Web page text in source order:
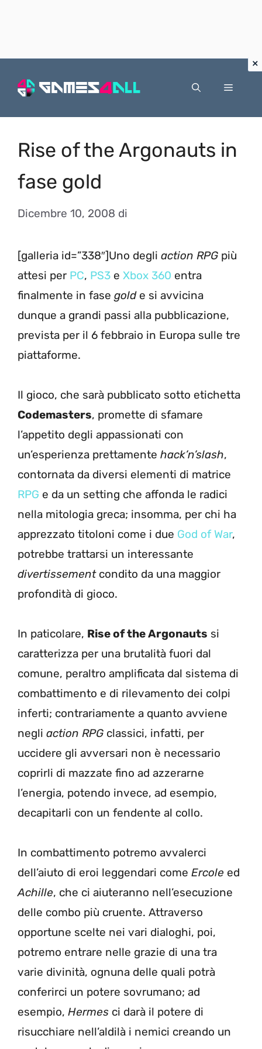
Menu
Rise of the Argonauts in
fase gold
Dicembre 10, 2008 di
[galleria id=”338″]Uno degli action RPG più
attesi per PC, PS3 e Xbox 360 entra
finalmente in fase gold e si avvicina
dunque a grandi passi alla pubblicazione,
prevista per il 6 febbraio in Europa sulle tre
piattaforme.
Il gioco, che sarà pubblicato sotto etichetta
Codemasters, promette di sfamare
l’appetito degli appassionati con
un’esperienza prettamente hack’n’slash,
contornata da diversi elementi di matrice
RPG e da un setting che affonda le radici
nella mitologia greca; insomma, per chi ha
apprezzato titoloni come i due God of War,
potrebbe trattarsi un interessante
divertissement condito da una maggior
profondità di gioco.
In paticolare, Rise of the Argonauts si
caratterizza per una brutalità fuori dal
comune, peraltro amplificata dal sistema di
combattimento e di rilevamento dei colpi
inferti; contrariamente a quanto avviene
negli action RPG classici, infatti, per
uccidere gli avversari non è necessario
coprirli di mazzate fino ad azzerarne
l’energia, potendo invece, ad esempio,
decapitarli con un fendente al collo.
In combattimento potremo avvalerci
dell’aiuto di eroi leggendari come Ercole ed
Achille, che ci aiuteranno nell’esecuzione
delle combo più cruente. Attraverso
opportune scelte nei vari dialoghi, poi,
potremo entrare nelle grazie di una tra
varie divinità, ognuna delle quali potrà
conferirci un potere sovrumano; ad
esempio, Hermes ci darà il potere di
risucchiare nell’aldilà i nemici creando un